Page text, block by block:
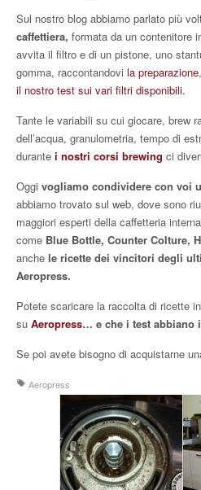
Sul nostro blog abbiamo parlato più
caffettiera, formata da un contenitore
avvita il filtro e di un pistone, uno
gomma, raccontandovi la preparazione,
il nostro test sui vari filtri disponibili.
Tante le variabili su cui giocare, brew
dell’acqua, granulometria, tempo di
durante i nostri corsi brewing ci
Oggi vogliamo condividere con voi
abbiamo trovato sul web, dove sono
maggiori esperti della caffetteria
come Blue Bottle, Counter Colture,
anche le ricette dei vincitori degli
Aeropress.
Potete scaricare la raccolta di ricette
su Aeropress… e che i test abbiano
Se poi avete bisogno di acquistarne
Aeropress